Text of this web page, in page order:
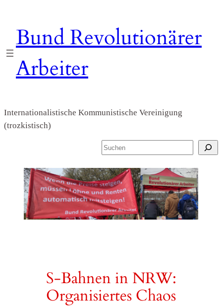
springen
Bund Revolutionärer
Arbeiter
Internationalistische Kommunistische Vereinigung
(trozkistisch)
S
c
h
e
n
S-Bahnen in NRW:
Organisiertes Chaos